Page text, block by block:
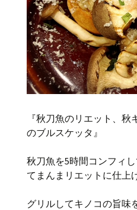
『秋刀魚のリエット、
のブルスケッタ』
秋刀魚を5時間コンフィ
てまんまリエットに仕上
グリルしてキノコの旨味